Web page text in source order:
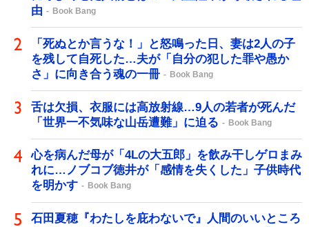
由
Book Bang
「死ぬとか言うな！」と怒鳴った日、妻は2人の子
を残して自死した…夫が「自分の犯した罪や愚か
さ」に向き合う魂の一冊
Book Bang
舌は欠損、衣服には高放射線…9人の若者が死んだ
「世界一不気味な山岳遭難」に迫る
Book Bang
心を病んだ母が「4Lの大五郎」を飲み干しゲロまみ
れに…ノブコブ徳井が「感情を失くした」子供時代
を明かす
Book Bang
石田夏穂『わたしを庇わないで』人間のいいところ